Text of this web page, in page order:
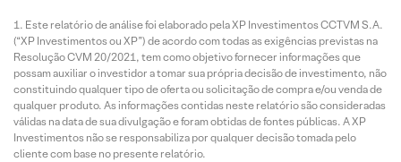
Este relatório de análise foi elaborado pela XP Investimentos CCTVM S.A.
(“XP Investimentos ou XP”) de acordo com todas as exigências previstas na
Resolução CVM 20/2021, tem como objetivo fornecer informações que
possam auxiliar o investidor a tomar sua própria decisão de investimento, não
constituindo qualquer tipo de oferta ou solicitação de compra e/ou venda de
qualquer produto. As informações contidas neste relatório são consideradas
válidas na data de sua divulgação e foram obtidas de fontes públicas. A XP
Investimentos não se responsabiliza por qualquer decisão tomada pelo
cliente com base no presente relatório.